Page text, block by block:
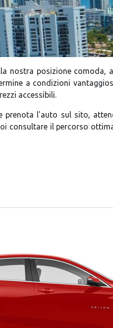
nostra posizione comoda,
a condizioni
accessibili.
prenota l'auto sul sito,
consultare il percorso